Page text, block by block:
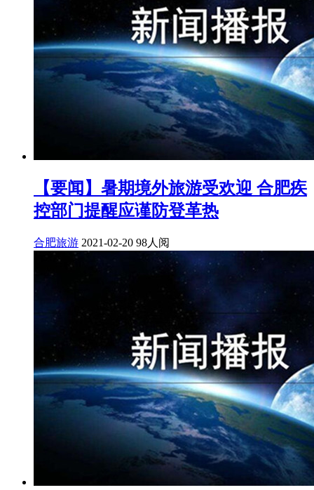
【要闻】暑期境外旅游受欢迎 合肥疾
控部门提醒应谨防登革热
合肥旅游 2021-02-20 98人阅